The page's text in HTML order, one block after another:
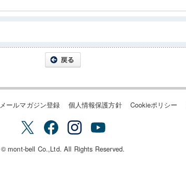
メールマガジン登録 個人情報保護方針 Cookieポリシー
© mont-bell Co.,Ltd. All Rights Reserved.